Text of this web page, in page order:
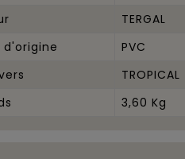
TERGAL
d'origine
PVC
TROPICAL
3,60 Kg